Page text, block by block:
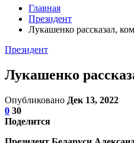
Главная
Президент
Лукашенко рассказал,
Президент
Лукашенко
Опубликовано Дек 13, 2022
0 30
Поделится